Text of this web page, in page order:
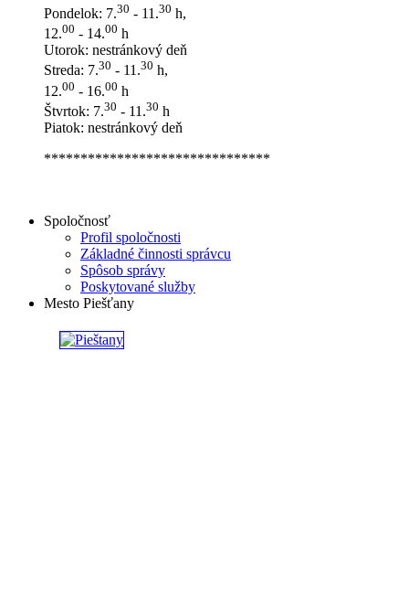
Pondelok: 7.30 - 11.30 h,
12.00 - 14.00 h
Utorok: nestránkový deň
Streda: 7.30 - 11.30 h,
12.00 - 16.00 h
Štvrtok: 7.30 - 11.30 h
Piatok: nestránkový deň
*******************************
Spoločnosť
Profil spoločnosti
Základné činnosti správcu
Spôsob správy
Poskytované služby
Mesto Piešťany